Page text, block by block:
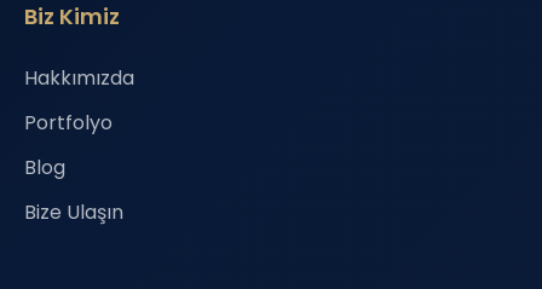
Biz Kimiz
Hakkımızda
Portfolyo
Blog
Bize Ulaşın